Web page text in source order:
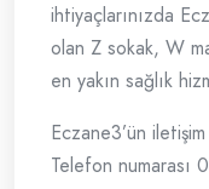
ihtiyaçlarınızda
olan Z sokak, W
en yakın sağlık
Eczane3’ün
Telefon numarası